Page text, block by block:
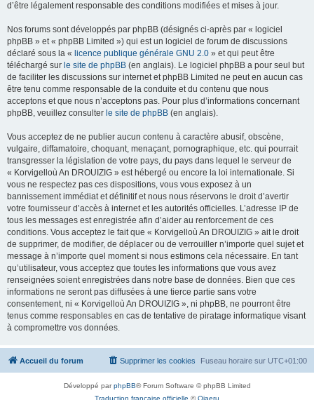
d’être légalement responsable des conditions modifiées et mises à jour.
Nos forums sont développés par phpBB (désignés ci-après par « logiciel
phpBB » et « phpBB Limited ») qui est un logiciel de forum de discussions
déclaré sous la « licence publique générale GNU 2.0 » et qui peut être
téléchargé sur le site de phpBB (en anglais). Le logiciel phpBB a pour seul but
de faciliter les discussions sur internet et phpBB Limited ne peut en aucun cas
être tenu comme responsable de la conduite et du contenu que nous
acceptons et que nous n’acceptons pas. Pour plus d’informations concernant
phpBB, veuillez consulter le site de phpBB (en anglais).
Vous acceptez de ne publier aucun contenu à caractère abusif, obscène,
vulgaire, diffamatoire, choquant, menaçant, pornographique, etc. qui pourrait
transgresser la législation de votre pays, du pays dans lequel le serveur de
« Korvigelloù An DROUIZIG » est hébergé ou encore la loi internationale. Si
vous ne respectez pas ces dispositions, vous vous exposez à un
bannissement immédiat et définitif et nous nous réservons le droit d’avertir
votre fournisseur d’accès à internet et les autorités officielles. L’adresse IP de
tous les messages est enregistrée afin d’aider au renforcement de ces
conditions. Vous acceptez le fait que « Korvigelloù An DROUIZIG » ait le droit
de supprimer, de modifier, de déplacer ou de verrouiller n’importe quel sujet et
message à n’importe quel moment si nous estimons cela nécessaire. En tant
qu’utilisateur, vous acceptez que toutes les informations que vous avez
renseignées soient enregistrées dans notre base de données. Bien que ces
informations ne seront pas diffusées à une tierce partie sans votre
consentement, ni « Korvigelloù An DROUIZIG », ni phpBB, ne pourront être
tenus comme responsables en cas de tentative de piratage informatique visant
à compromettre vos données.
Accueil du forum Fuseau horaire sur UTC+01:00
Supprimer les cookies
Développé parphpBB® Forum Software © phpBB Limited
Traduction française officielle ©Qiaeru